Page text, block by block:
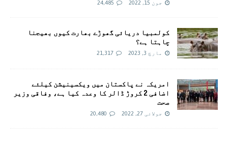
جون 15, 2022 24,485
کولمبیا دریائی گھوڑے بھارت کیوں بھیجنا
چاہتا ہے؟
مارچ 3, 2023 21,317
امريکہ نے پاکستان میں ویکسینیشن کیلئے
اضافی 2 کروڑ ڈالر کا وعدہ کیا ہے، وفاقی وزیر
صحت
جولائی 27, 2022 20,480